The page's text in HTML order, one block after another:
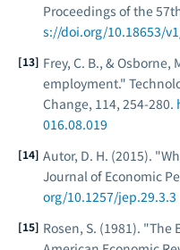
Proceedings of the
s://doi.org/10.18653/
Frey, C. B., &
employment."
Change, 114, 254-280.
016.08.019
Autor, D. H. (2015).
Journal of Economic
org/10.1257/jep.29.3.3
Rosen, S. (1981). "The